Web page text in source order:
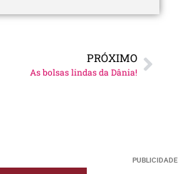
PRÓXIMO
As bolsas lindas da Dânia!
PUBLICIDADE